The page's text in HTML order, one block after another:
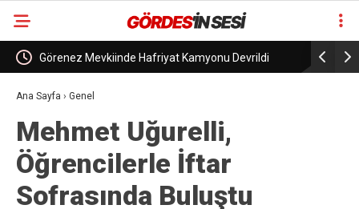
Devrildi Gelenek bozulmadı… Başarı bu yıl da adresini
Ana Sayfa › Genel
Mehmet Uğurelli,
Öğrencilerle İftar
Sofrasında Buluştu